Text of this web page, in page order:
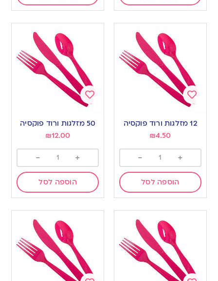
Add
to
12 מזלגות ורוד פוקסיה
₪4.50
+
-
הוספה לסל
Add
to
50 מזלגות ורוד פוקסיה
₪12.00
+
-
הוספה לסל